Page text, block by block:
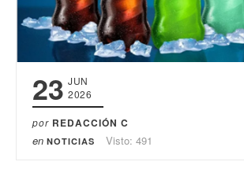
23 JUN
2026
por REDACCIÓN C
en NOTICIAS Visto: 491